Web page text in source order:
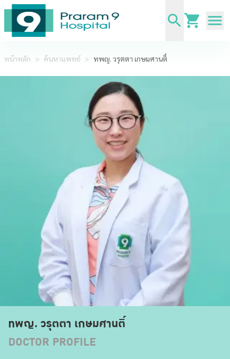
หน้าหลัก > ค้นหาแพทย์ > ทพญ. วรุตตา เกษมศานติ์
ทพญ. วรุตตา เกษมศานติ์
DOCTOR PROFILE